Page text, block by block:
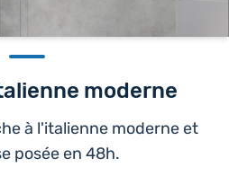
moderne
à l'italienne moderne et
posée en 48h.